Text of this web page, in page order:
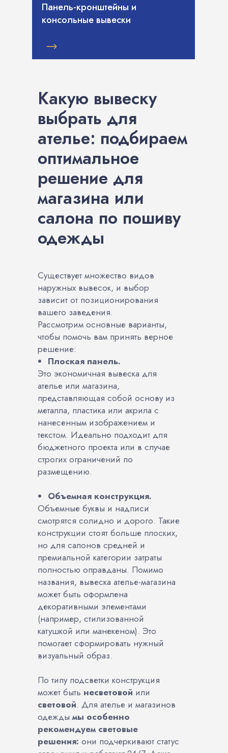
Панель-кронштейны и
консольные вывески
Какую вывеску
выбрать для
ателье: подбираем
оптимальное
решение для
магазина или
салона по пошиву
одежды
Существует множество видов
наружных вывесок, и выбор
зависит от позиционирования
вашего заведения.
Рассмотрим основные варианты,
чтобы помочь вам принять верное
решение:
Плоская панель.
Это экономичная вывеска для
ателье или магазина,
представляющая собой основу из
металла, пластика или акрила с
нанесенным изображением и
текстом. Идеально подходит для
бюджетного проекта или в случае
строгих ограничений по
размещению.
Объемная конструкция.
Объемные буквы и надписи
смотрятся солидно и дорого. Такие
конструкции стоят больше плоских,
но для салонов средней и
премиальной категории затраты
полностью оправданы. Помимо
названия, вывеска ателье-магазина
может быть оформлена
декоративными элементами
(например, стилизованной
катушкой или манекеном). Это
помогает сформировать нужный
визуальный образ.
По типу подсветки конструкция
может быть несветовой или
световой. Для ателье и магазинов
одежды мы особенно
рекомендуем световые
решения: они подчеркивают статус